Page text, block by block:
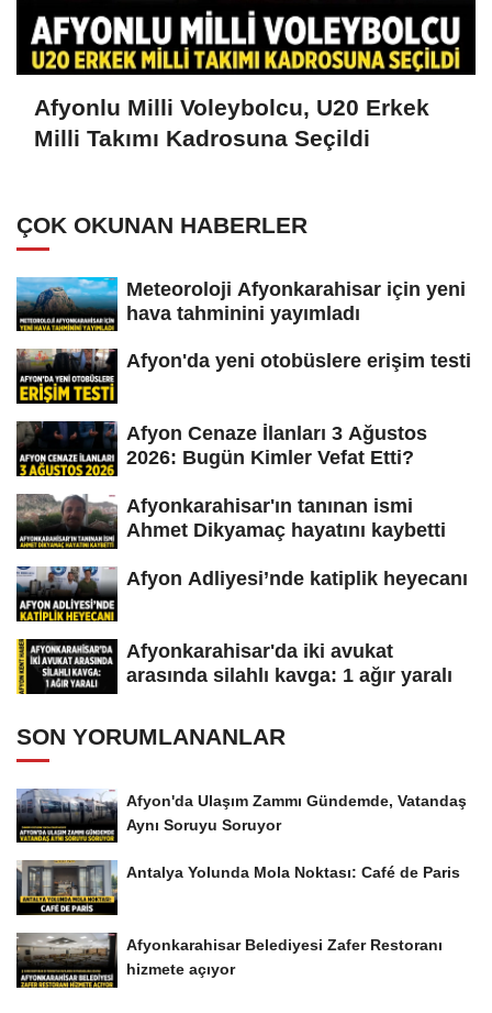
Afyonlu Milli Voleybolcu, U20 Erkek
Milli Takımı Kadrosuna Seçildi
ÇOK OKUNAN HABERLER
Meteoroloji Afyonkarahisar için yeni
hava tahminini yayımladı
Afyon'da yeni otobüslere erişim testi
Afyon Cenaze İlanları 3 Ağustos
2026: Bugün Kimler Vefat Etti?
Afyonkarahisar'ın tanınan ismi
Ahmet Dikyamaç hayatını kaybetti
Afyon Adliyesi’nde katiplik heyecanı
Afyonkarahisar'da iki avukat
arasında silahlı kavga: 1 ağır yaralı
SON YORUMLANANLAR
Afyon'da Ulaşım Zammı Gündemde, Vatandaş
Aynı Soruyu Soruyor
Antalya Yolunda Mola Noktası: Café de Paris
Afyonkarahisar Belediyesi Zafer Restoranı
hizmete açıyor